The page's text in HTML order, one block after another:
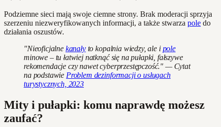
Podziemne sieci mają swoje ciemne strony. Brak moderacji sprzyja
szerzeniu niezweryfikowanych informacji, a także stwarza pole do
działania oszustów.
"Nieoficjalne kanałyto kopalnia wiedzy, ale i pole
minowe – tu łatwiej natknąć się na pułapki, fałszywe
rekomendacje czy nawet cyberprzestępczość." — Cytat
na podstawie Problem dezinformacji o usługach
turystycznych, 2023
Mity i pułapki: komu naprawdę możesz
zaufać?